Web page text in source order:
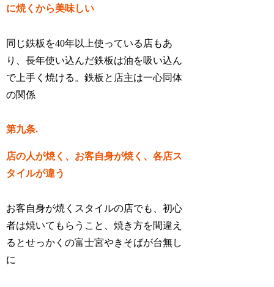
に焼くから美味しい
同じ鉄板を40年以上使っている店もあ
り、長年使い込んだ鉄板は油を吸い込ん
で上手く焼ける。鉄板と店主は一心同体
の関係
第九条.
店の人が焼く、お客自身が焼く、各店ス
タイルが違う
お客自身が焼くスタイルの店でも、初心
者は焼いてもらうこと、焼き方を間違え
るとせっかくの富士宮やきそばが台無し
に